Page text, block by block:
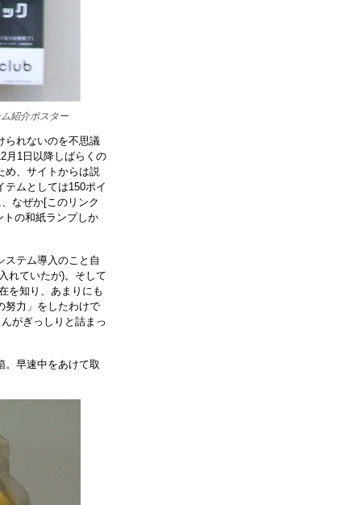
紹介ポスター
られないのを不思議
月1日以降しばらくの
め、サイトからは説
ムとしては150ポイ
なぜか[このリンク
トの和紙ランプしか
ステム導入のこと自
れていたが)。そして
を知り、あまりにも
努力」をしたわけで
がぎっしりと詰まっ
。早速中をあけて取